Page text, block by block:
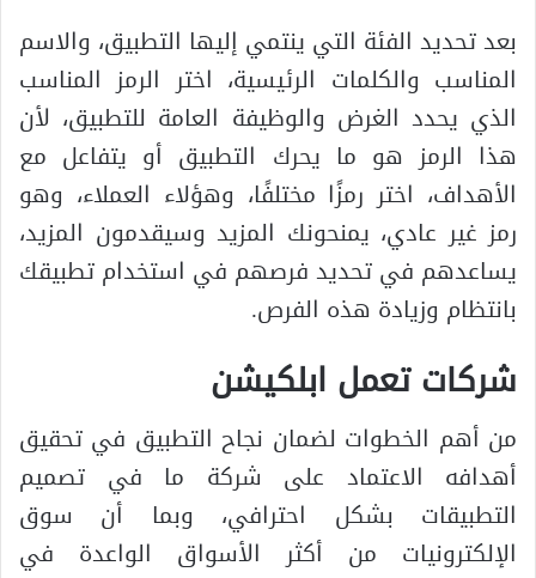
بعد تحديد الفئة التي ينتمي إليها التطبيق، والاسم
المناسب والكلمات الرئيسية، اختر الرمز المناسب
الذي يحدد الغرض والوظيفة العامة للتطبيق، لأن
هذا الرمز هو ما يحرك التطبيق أو يتفاعل مع
الأهداف، اختر رمزًا مختلفًا، وهؤلاء العملاء، وهو
رمز غير عادي، يمنحونك المزيد وسيقدمون المزيد،
يساعدهم في تحديد فرصهم في استخدام تطبيقك
بانتظام وزيادة هذه الفرص.
شركات تعمل ابلكيشن
من أهم الخطوات لضمان نجاح التطبيق في تحقيق
أهدافه الاعتماد على شركة ما في تصميم
التطبيقات بشكل احترافي، وبما أن سوق
الإلكترونيات من أكثر الأسواق الواعدة في